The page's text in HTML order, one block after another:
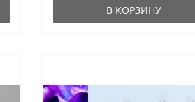
В КОРЗИНУ